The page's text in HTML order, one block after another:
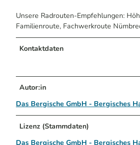
Unsere Radrouten-Empfehlungen:
Familienroute, Fachwerkroute
Kontaktdaten
Autor:in
Das Bergische GmbH - Bergisches
Lizenz (Stammdaten)
Das Bergische GmbH - Bergisches